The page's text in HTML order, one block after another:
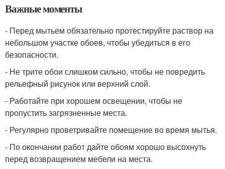
Важные моменты
- Перед мытьем обязательно протестируйте раствор на
небольшом участке обоев, чтобы убедиться в его
безопасности.
- Не трите обои слишком сильно, чтобы не повредить
рельефный рисунок или верхний слой.
- Работайте при хорошем освещении, чтобы не
пропустить загрязненные места.
- Регулярно проветривайте помещение во время мытья.
- По окончании работ дайте обоям хорошо высохнуть
перед возвращением мебели на места.